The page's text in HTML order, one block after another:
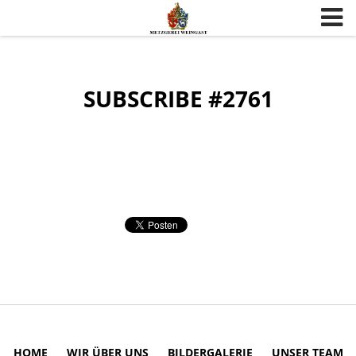
SUBSCRIBE #2761
HOME WIR ÜBER UNS BILDERGALERIE UNSER TEAM